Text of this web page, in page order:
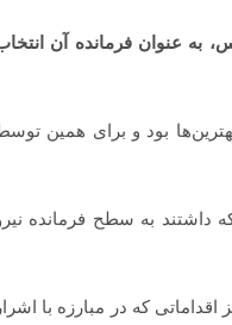
از آغاز به کار نیروی قدس، به عنوان فرمانده آن
بود و برای همین
داشتند به سطح فرمانده
که در مبارزه با